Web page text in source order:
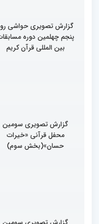
گزارش تصویری حواشی روز
گزارش تصویری سومین